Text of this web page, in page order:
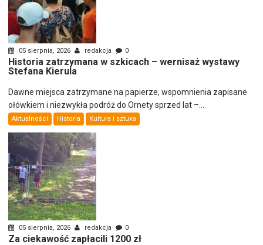
05 sierpnia, 2026 redakcja 0
Historia zatrzymana w szkicach – wernisaż wystawy
Stefana Kierula
Dawne miejsca zatrzymane na papierze, wspomnienia zapisane
ołówkiem i niezwykła podróż do Ornety sprzed lat –...
Aktualności Historia Kultura i sztuka
05 sierpnia, 2026 redakcja 0
Za ciekawość zapłacili 1200 zł